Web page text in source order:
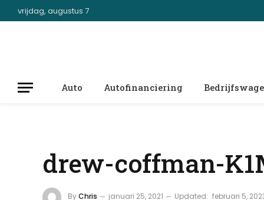
vrijdag, augustus 7
Auto Autofinanciering
drew-coffman-
ByChris januari 25, 2021 Updated: februari 5,